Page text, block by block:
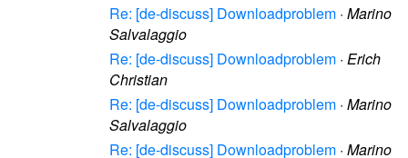
Re: [de-discuss] Downloadproblem · Marino
Salvalaggio
Re: [de-discuss] Downloadproblem · Erich
Christian
Re: [de-discuss] Downloadproblem · Marino
Salvalaggio
Re: [de-discuss] Downloadproblem · Marino